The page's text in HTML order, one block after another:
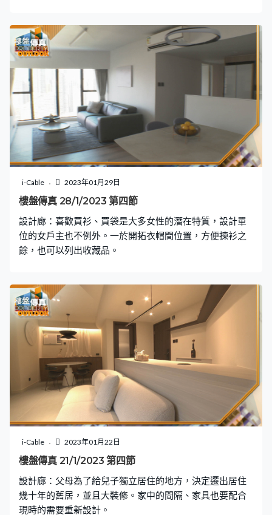
i-Cable 2023年01月29日
樓盤傳真 28/1/2023 第四節
設計廊：喜歡買衫、買袋是大多女性的潛在特質，設計單
位的女戶主也不例外。一於開拓衣帽間位置，方便揀衫之
餘，也可以列出收藏品。
i-Cable 2023年01月22日
樓盤傳真 21/1/2023 第四節
設計廊：父母為了給兒子獨立居住的地方，決定遷出居住
幾十年的舊居，並且大裝修。家中的間隔、家具也要配合
現時的需要重新設計。